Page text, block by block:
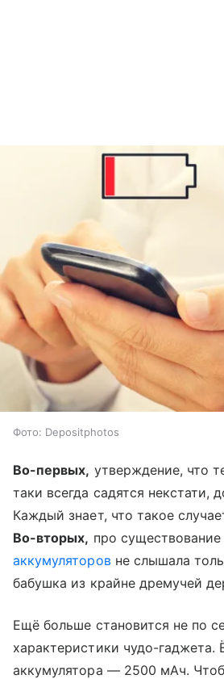
Фото: Depositphotos
Во-первых, утверждение, что
таки всегда садятся некстати,
Каждый знает, что такое
Во-вторых, про существование
аккумуляторовне слышала
бабушка из крайне дремучей
Ещё больше становится не по
характеристики чудо-гаджета.
аккумулятора — 2500 мАч.